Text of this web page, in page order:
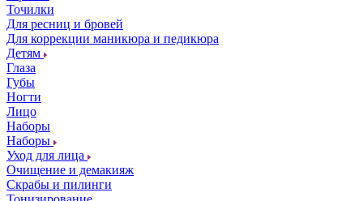
Точилки
Для ресниц и бровей
Для коррекции маникюра и педикюра
Детям
Глаза
Губы
Ногти
Лицо
Наборы
Наборы
Уход для лица
Очищение и демакияж
Скрабы и пилинги